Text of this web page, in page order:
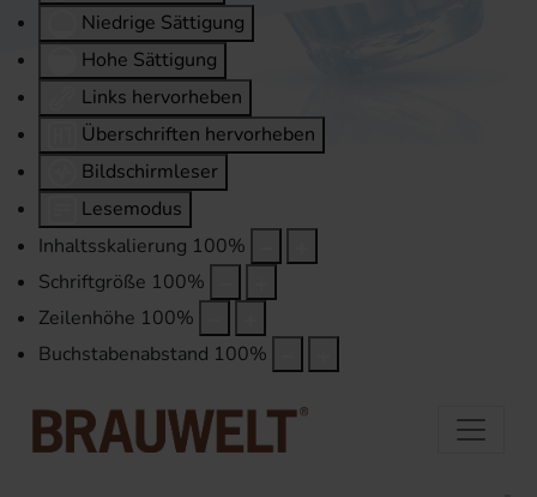
Niedrige Sättigung
Hohe Sättigung
Links hervorheben
Überschriften hervorheben
Bildschirmleser
Lesemodus
Inhaltsskalierung 100%
Schriftgröße 100%
Zeilenhöhe 100%
Buchstabenabstand 100%